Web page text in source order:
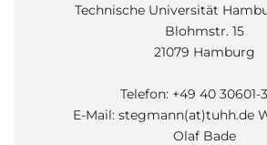
Technische Universität
Blohmstr. 15
21079 Hamburg
Telefon: +49 40 30601-
E-Mail: stegmann(at)tuhh.de
Olaf Bade